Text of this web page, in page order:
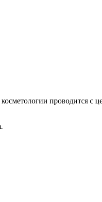
проводится с